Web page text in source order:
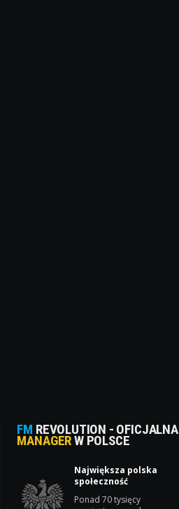
FM REVOLUTION -
MANAGERW POLSCE
Największa polska
społeczność
Ponad 70 tysięcy